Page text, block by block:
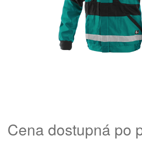
Cena dostupná po